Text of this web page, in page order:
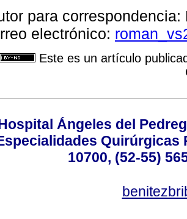
para
electrónico:
Este es un artículo
Ángeles del
Quirúrgicas
10700, (52-55)